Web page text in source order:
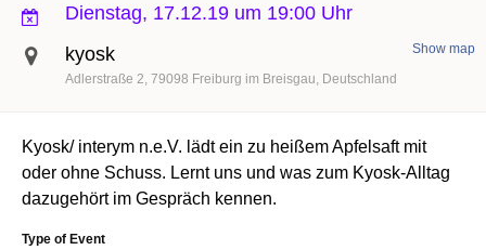
Dienstag, 17.12.19 um 19:00 Uhr
kyosk
Adlerstraße 2 79098 Freiburg im Breisgau Deutschland
Show map
Kyosk/ interym n.e.V. lädt ein zu heißem Apfelsaft mit
oder ohne Schuss. Lernt uns und was zum Kyosk-Alltag
dazugehört im Gespräch kennen.
Type of Event